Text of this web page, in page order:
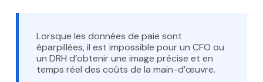
Lorsque les données de paie sont
éparpillées, il est impossible pour un CFO ou
un DRH d’obtenir une image précise et en
temps réel des coûts de la main-d’œuvre.